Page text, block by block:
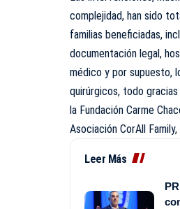
complejidad, han sido
familias beneficiadas,
documentación legal,
médico y por supuesto,
quirúrgicos, todo
la Fundación Carme
Asociación CorAll
Leer Más